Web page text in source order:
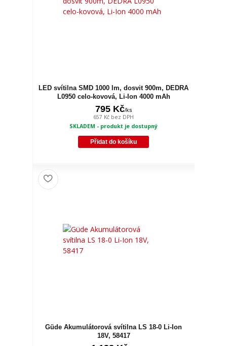
LED svítilna SMD 1000 lm, dosvit 900m, DEDRA
L0950 celo-kovová, Li-Ion 4000 mAh
795 Kč/ks
657 Kč bez DPH
SKLADEM - produkt je dostupný
Přidat do košíku
Güde Akumulátorová svítilna LS 18-0 Li-Ion
18V, 58417